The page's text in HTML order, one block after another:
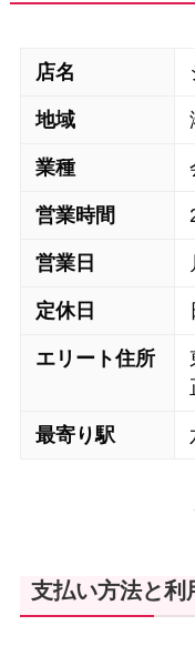
店名
地域
業種
営業時間
営業日
定休日
エリート住所
最寄り駅
支払い方法と利